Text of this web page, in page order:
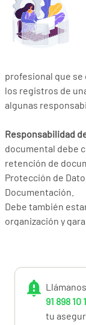
profesional que
los registros de
algunas
Responsabilidad
documental debe
retención de
Protección de
Documentación.
Debe también
organización y
Responsabilidad
proteger la
organización y de
métodos de
91 898 10
tu